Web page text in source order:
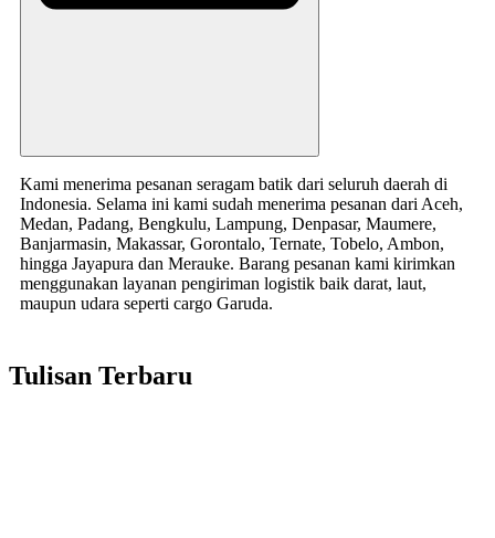
Kami menerima pesanan seragam batik dari seluruh daerah di
Indonesia. Selama ini kami sudah menerima pesanan dari Aceh,
Medan, Padang, Bengkulu, Lampung, Denpasar, Maumere,
Banjarmasin, Makassar, Gorontalo, Ternate, Tobelo, Ambon,
hingga Jayapura dan Merauke. Barang pesanan kami kirimkan
menggunakan layanan pengiriman logistik baik darat, laut,
maupun udara seperti cargo Garuda.
Tulisan Terbaru